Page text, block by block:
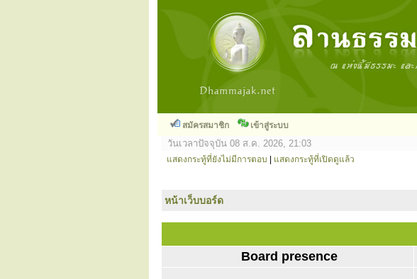
สมัครสมาชิก เข้าสู่ระบบ
วันเวลาปัจจุบัน 08 ส.ค. 2026, 21:03
แสดงกระทู้ที่ยังไม่มีการตอบ แสดงกระทู้ที่เปิดดูแล้ว
หน้าเว็บบอร์ด
Board presence